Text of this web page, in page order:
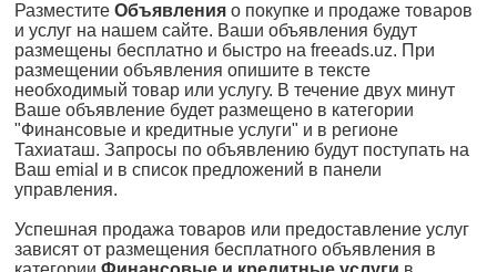
Разместите Объявления о покупке и продаже товаров
и услуг на нашем сайте. Ваши объявления будут
размещены бесплатно и быстро на freeads.uz. При
размещении объявления опишите в тексте
необходимый товар или услугу. В течение двух минут
Ваше объявление будет размещено в категории
"Финансовые и кредитные услуги" и в регионе
Тахиаташ. Запросы по объявлению будут поступать на
Ваш emial и в список предложений в панели
управления.
Успешная продажа товаров или предоставление услуг
зависят от размещения бесплатного объявления в